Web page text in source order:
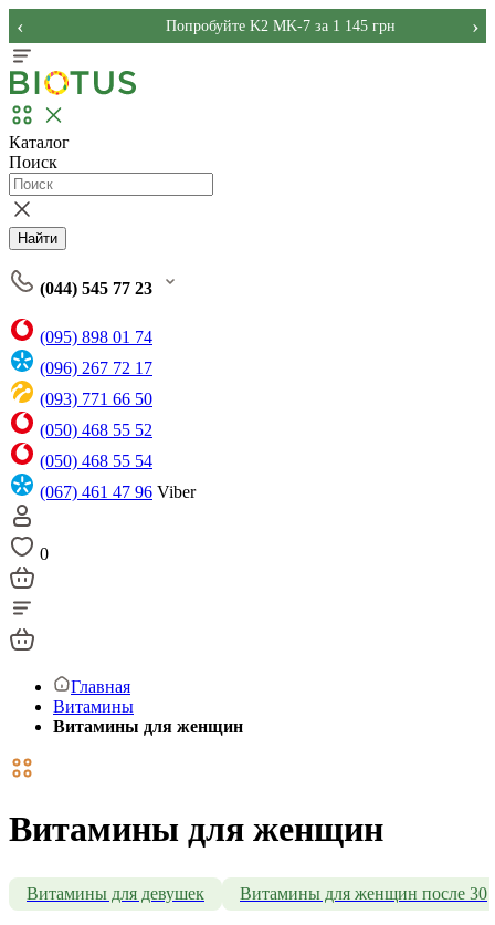
Попробуйте K2 MK-7 за 1 145 грн
‹ ›
Каталог
Поиск
Найти
(044) 545 77 23
(095) 898 01 74
(096) 267 72 17
(093) 771 66 50
(050) 468 55 52
(050) 468 55 54
(067) 461 47 96 Viber
0
Главная
Витамины
Витамины для женщин
Витамины для женщин
Витамины для девушек Витамины для женщин после 30